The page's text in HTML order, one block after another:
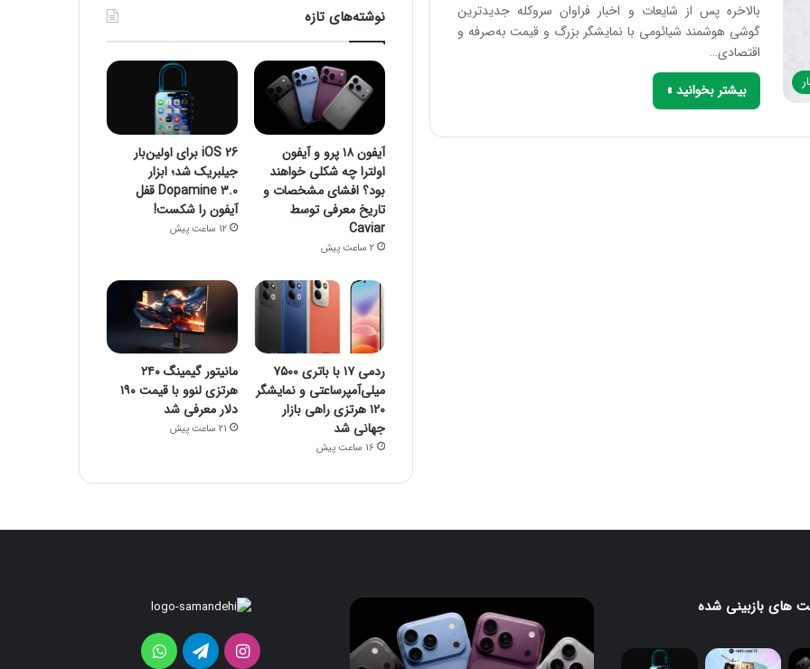
بالاخره پس از شایعات و اخبار فراوان سروکله جدیدترین
گوشی هوشمند شیائومی با نمایشگر بزرگ و قیمت به‌صرفه و
اقتصادی…
بیشتر بخوانید »
نوشته‌های تازه
آیفون ۱۸ پرو و آیفون
اولترا چه شکلی خواهند
بود؟ افشای مشخصات و
تاریخ معرفی توسط
Caviar
2 ساعت پیش
iOS 26 برای اولین‌بار
جیلبریک شد؛ ابزار
Dopamine 3.0 قفل
آیفون را شکست!
12 ساعت پیش
ردمی ۱۷ با باتری ۷۵۰۰
میلی‌آمپرساعتی و نمایشگر
۱۲۰ هرتزی راهی بازار
جهانی شد
16 ساعت پیش
مانیتور گیمینگ ۲۴۰
هرتزی لنوو با قیمت ۱۹۰
دلار معرفی شد
21 ساعت پیش
های بازبینی شده
آیفون
پرو
و
اینستاگرامتلگرام واتس